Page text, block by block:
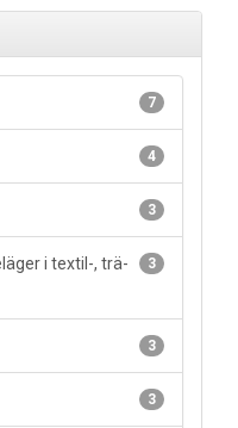
7
4
3
3
i textil-, trä-
3
3